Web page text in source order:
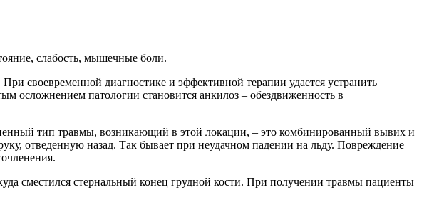
слабость, мышечные боли.
своевременной диагностике и эффективной терапии удается устранить
осложнением патологии становится анкилоз – обездвиженность в
тип травмы, возникающий в этой локации, – это комбинированный вывих и
отведенную назад. Так бывает при неудачном падении на льду. Повреждение
сместился стернальный конец грудной кости. При получении травмы пациенты